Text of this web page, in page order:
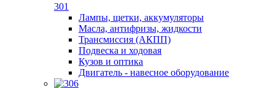
301
Лампы, щетки, аккумуляторы
Масла, антифризы, жидкости
Трансмиссия (АКПП)
Подвеска и ходовая
Кузов и оптика
Двигатель - навесное оборудование